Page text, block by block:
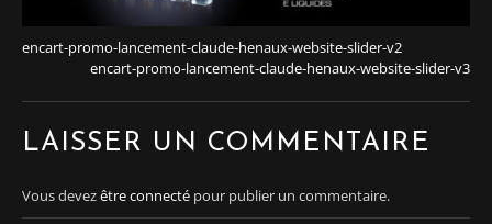
encart-promo-lancement-claude-henaux-website-slider-v2
encart-promo-lancement-claude-henaux-website-slider-v3
LAISSER UN COMMENTAIRE
Vous devezêtre connecté pour publier un commentaire.